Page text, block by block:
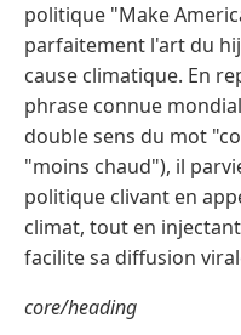
politique "Make
parfaitement l'art du
cause climatique. En
phrase connue
double sens du mot
"moins chaud"), il
politique clivant en
climat, tout en
facilite sa diffusion
core/heading